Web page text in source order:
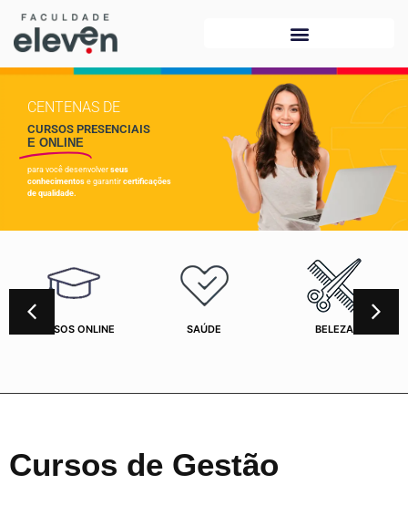
CENTENAS DE
CURSOS PRESENCIAIS
E ONLINE
para você desenvolver seus
conhecimentos e garantir certificações
de qualidade.
CURSOS ONLINE SAÚDE BELEZA
Cursos de Gestão